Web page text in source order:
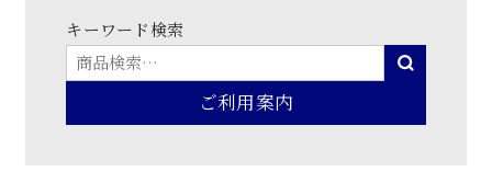
キーワード検索
ご利用案内